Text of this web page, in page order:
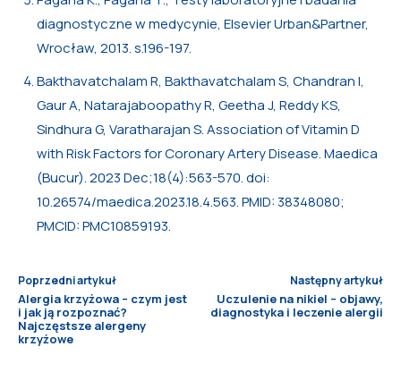
diagnostyczne w medycynie, Elsevier Urban&Partner,
Wrocław, 2013. s.196-197.
Bakthavatchalam R, Bakthavatchalam S, Chandran I,
Gaur A, Natarajaboopathy R, Geetha J, Reddy KS,
Sindhura G, Varatharajan S. Association of Vitamin D
with Risk Factors for Coronary Artery Disease. Maedica
(Bucur). 2023 Dec;18(4):563-570. doi:
10.26574/maedica.2023.18.4.563. PMID: 38348080;
PMCID: PMC10859193.
Poprzedni artykuł
Alergia krzyżowa – czym jest
i jak ją rozpoznać?
Najczęstsze alergeny
krzyżowe
Następny artykuł
Uczulenie na nikiel – objawy,
diagnostyka i leczenie alergii